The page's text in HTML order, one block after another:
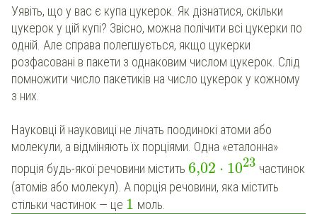
Уявіть, що у вас є купа цукерок. Як дізнатися, скільки
цукерок у цій купі? Звісно, можна полічити всі цукерки по
одній. Але справа полегшується, якщо цукерки
розфасовані в пакети з однаковим числом цукерок. Слід
помножити число пакетиків на число цукерок у кожному
з них.
Науковці й науковиці не лічать поодинокі атоми або
молекули, а відміняють їх порціями. Одна «еталонна»
порція будь-якої речовини містить 6,02 ⋅ 1023 частинок
(атомів або молекул). А порція речовини, яка містить
стільки частинок — це 1 моль.